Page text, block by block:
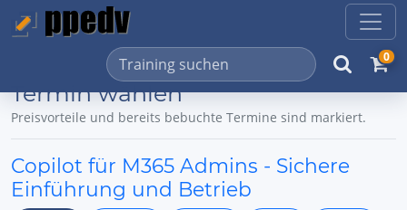
0
Termin wählen
Preisvorteile und bereits bebuchte Termine sind markiert.
Copilot für M365 Admins - Sichere
Einführung und Betrieb